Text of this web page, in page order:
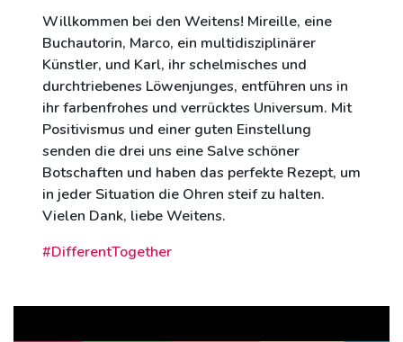
Willkommen bei den Weitens! Mireille, eine
Buchautorin, Marco, ein multidisziplinärer
Künstler, und Karl, ihr schelmisches und
durchtriebenes Löwenjunges, entführen uns in
ihr farbenfrohes und verrücktes Universum. Mit
Positivismus und einer guten Einstellung
senden die drei uns eine Salve schöner
Botschaften und haben das perfekte Rezept, um
in jeder Situation die Ohren steif zu halten.
Vielen Dank, liebe Weitens.
#DifferentTogether